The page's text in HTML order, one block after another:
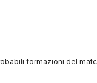
formazioni del